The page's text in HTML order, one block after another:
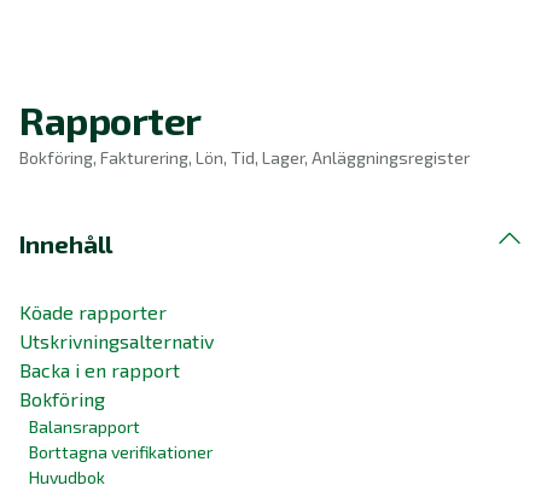
Support Play
Nyheter
Ordlista
Rapporter
Bokföring, Fakturering, Lön, Tid, Lager, Anläggningsregister
Innehåll
Köade rapporter
Utskrivningsalternativ
Backa i en rapport
Bokföring
Balansrapport
Borttagna verifikationer
Huvudbok